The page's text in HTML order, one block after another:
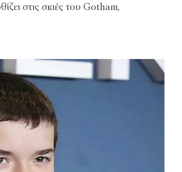
στις σκιές του Gotham,